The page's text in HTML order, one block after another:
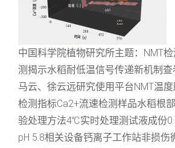
中国科学院植物研究所主题：NMT
测揭示水稻耐低温信号传递新机制查
马云、徐云远研究使用平台NMT温
检测指标Ca2+流速检测样品水稻根
验处理方法4℃实时处理测试液成份
pH 5.8相关设备钙离子工作站非损伤